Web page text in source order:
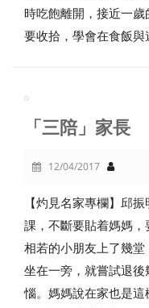
時吃飽離開，接近一
要收拾，學會在食飯與
「三陪」家長
12/04/2017
【灼見名家專欄】邱
課，不斷要貼着媽媽
相若的小朋友上了幾
坐在一旁，就嘗試退
惱。媽媽說在家也是